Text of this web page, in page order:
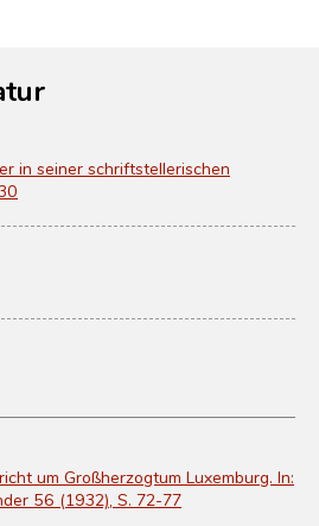
in seiner schriftstellerischen
um Großherzogtum Luxemburg. In:
56 (1932), S. 72-77